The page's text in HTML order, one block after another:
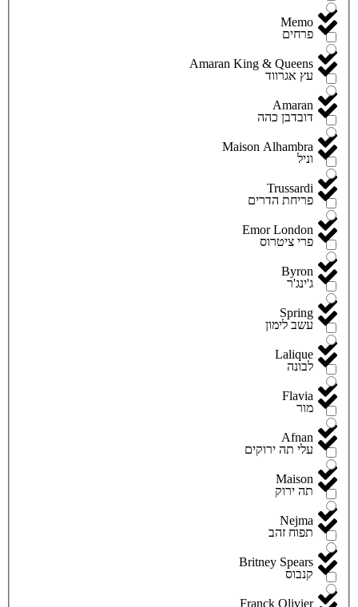
Memo
Amaran King & Queens
Amaran
Maison Alhambra
Trussardi
Emor London
Byron
Spring
Lalique
Flavia
Afnan
Maison
Nejma
Britney Spears
Franck Olivier
פרחים
עץ אגרווד
דובדבן כהה
וניל
פריחת הדרים
פרי ציטרוס
ג'ינג'ר
עשב לימון
לבונה
מור
עלי תה ירוקים
תה ירוק
תפוח זהב
קנבוס